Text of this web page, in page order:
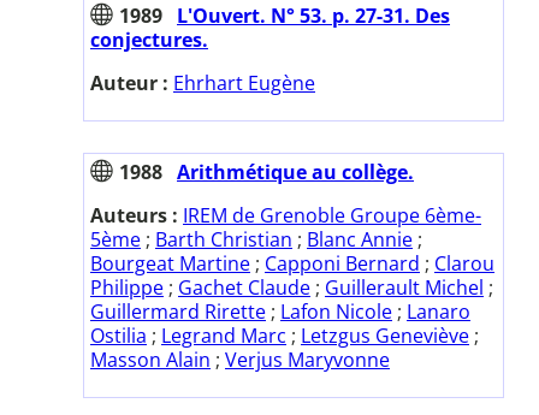
1989 L'Ouvert. N° 53. p. 27-31. Des
conjectures.
Auteur : Ehrhart Eugène
1988 Arithmétique au collège.
Auteurs : IREM de Grenoble Groupe 6ème-
5ème ; Barth Christian ; Blanc Annie ;
Bourgeat Martine ; Capponi Bernard ; Clarou
Philippe ; Gachet Claude ; Guillerault Michel ;
Guillermard Rirette ; Lafon Nicole ; Lanaro
Ostilia ; Legrand Marc ; Letzgus Geneviève ;
Masson Alain ; Verjus Maryvonne